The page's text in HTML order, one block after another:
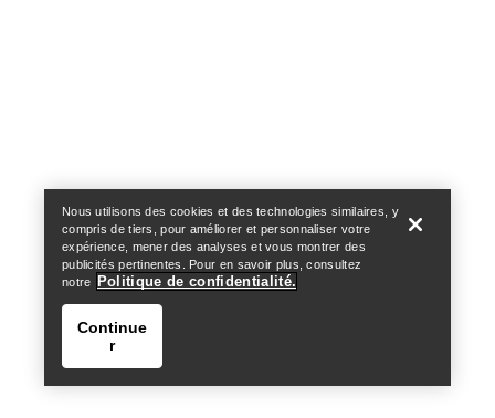
Help
Nous utilisons des cookies et des technologies similaires, y
compris de tiers, pour améliorer et personnaliser votre
expérience, mener des analyses et vous montrer des
publicités pertinentes. Pour en savoir plus, consultez
notre
Politique de confidentialité.
Continue
r